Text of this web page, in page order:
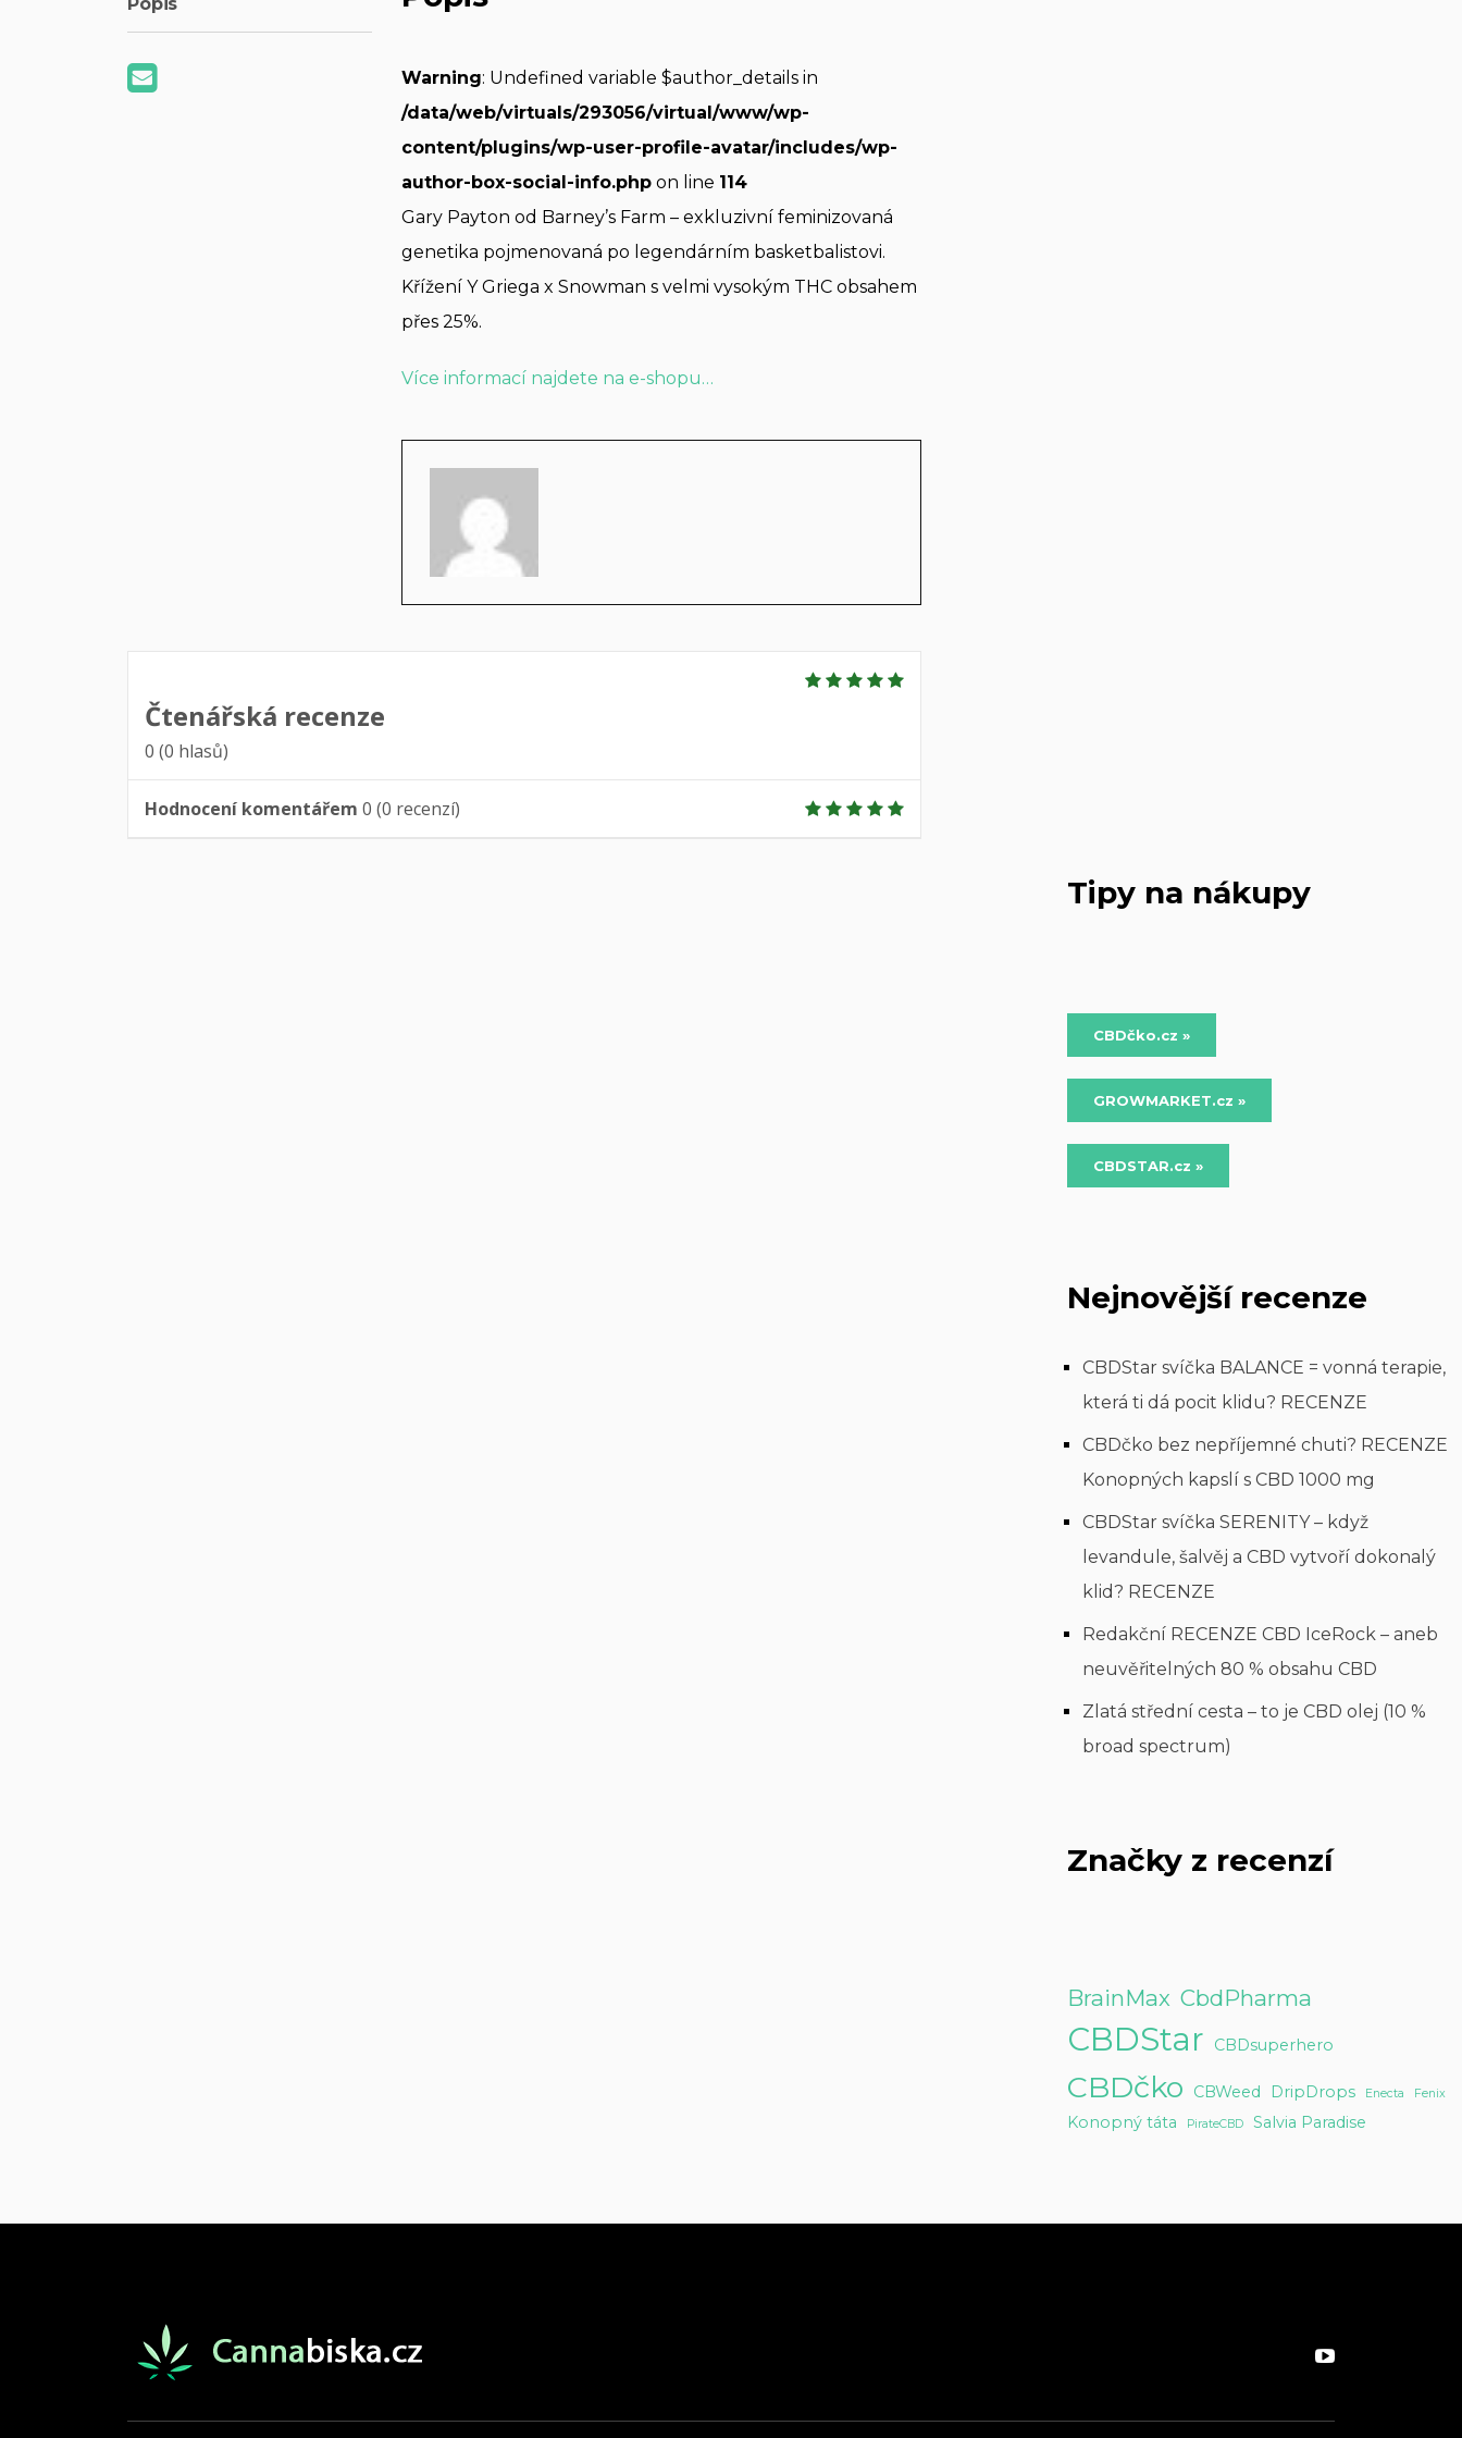
Warning: Undefined variable $author_details in
/data/web/virtuals/293056/virtual/www/wp-
content/plugins/wp-user-profile-avatar/includes/wp-
author-box-social-info.php on line 114
Gary Payton od Barney’s Farm – exkluzivní feminizovaná
genetika pojmenovaná po legendárním basketbalistovi.
Křížení Y Griega x Snowman s velmi vysokým THC obsahem
přes 25%.
Více informací najdete na e-shopu…
Čtenářská recenze
0 (0 hlasů)
Hodnocení komentářem 0 (0 recenzí)
Tipy na nákupy
CBDčko.cz »
GROWMARKET.cz »
CBDSTAR.cz »
Nejnovější recenze
CBDStar svíčka BALANCE = vonná terapie,
která ti dá pocit klidu? RECENZE
CBDčko bez nepříjemné chuti? RECENZE
Konopných kapslí s CBD 1000 mg
CBDStar svíčka SERENITY – když
levandule, šalvěj a CBD vytvoří dokonalý
klid? RECENZE
Redakční RECENZE CBD IceRock – aneb
neuvěřitelných 80 % obsahu CBD
Zlatá střední cesta – to je CBD olej (10 %
broad spectrum)
Značky z recenzí
BrainMax CbdPharma
CBDStar CBDsuperhero
CBDčko CBWeed DripDrops Enecta Fenix
Konopný táta PirateCBD Salvia Paradise